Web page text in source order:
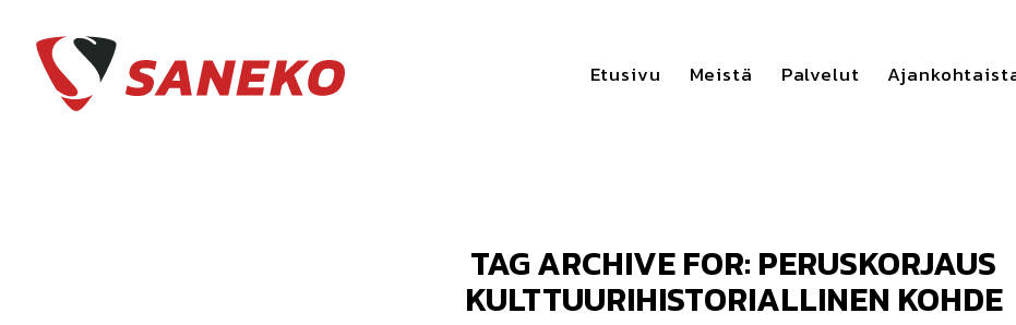
Etusivu Meistä Palvelut
TAG ARCHIVE FOR: PERUSKORJAUS
KULTTUURIHISTORIALLINEN KOHDE